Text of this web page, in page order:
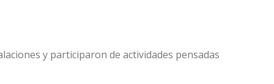
y participaron de actividades pensadas